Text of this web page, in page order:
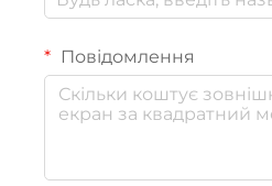
Повідомлення